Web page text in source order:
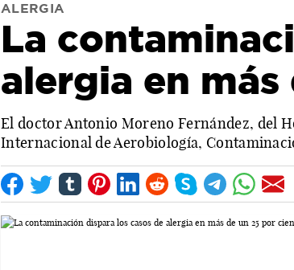
ALERGIA
La
alergia en
El doctor Antonio Moreno Fernández, del
Internacional de Aerobiología,